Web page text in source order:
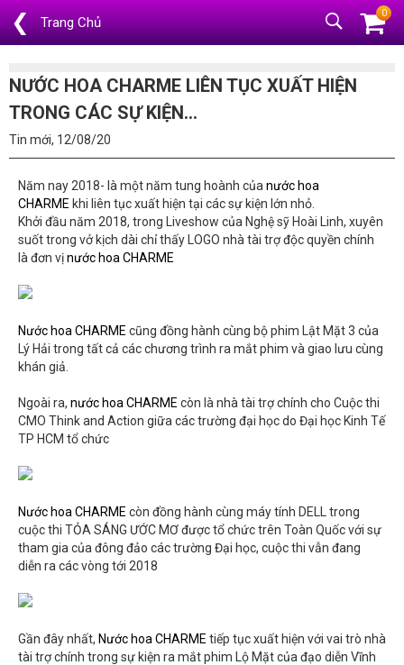
❮ Trang Chủ
0
NƯỚC HOA CHARME LIÊN TỤC XUẤT HIỆN
TRONG CÁC SỰ KIỆN...
Tin mới, 12/08/20
Năm nay 2018- là một năm tung hoành của nước hoa
CHARME khi liên tục xuất hiện tại các sự kiện lớn nhỏ.
Khởi đầu năm 2018, trong Liveshow của Nghệ sỹ Hoài Linh, xuyên
suốt trong vở kịch dài chỉ thấy LOGO nhà tài trợ độc quyền chính
là đơn vịnước hoa CHARME
Nước hoa CHARME cũng đồng hành cùng bộ phim Lật Mặt 3 của
Lý Hải trong tất cả các chương trình ra mắt phim và giao lưu cùng
khán giả.
Ngoài ra, nước hoa CHARME còn là nhà tài trợ chính cho Cuộc thi
CMO Think and Action giữa các trường đại học do Đại học Kinh Tế
TP HCM tổ chức
Nước hoa CHARME còn đồng hành cùng máy tính DELL trong
cuộc thi TỎA SÁNG ƯỚC MƠ được tổ chức trên Toàn Quốc với sự
tham gia của đông đảo các trường Đại học, cuộc thi vẫn đang
diễn ra các vòng tới 2018
Gần đây nhất, Nước hoa CHARME tiếp tục xuất hiện với vai trò nhà
tài trợ chính trong sự kiện ra mắt phim Lộ Mặt của đạo diễn Vĩnh